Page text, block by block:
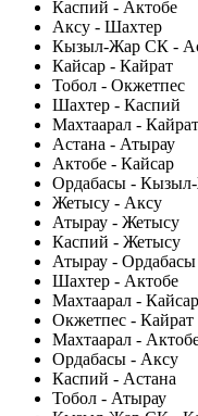
Каспий - Актобе
Аксу - Шахтер
Кызыл-Жар СК -
Кайсар - Кайрат
Тобол - Окжетпес
Шахтер - Каспий
Махтаарал - Кайрат
Астана - Атырау
Актобе - Кайсар
Ордабасы -
Жетысу - Аксу
Атырау - Жетысу
Каспий - Жетысу
Атырау - Ордабасы
Шахтер - Актобе
Махтаарал - Кайсар
Окжетпес - Кайрат
Махтаарал -
Ордабасы - Аксу
Каспий - Астана
Тобол - Атырау